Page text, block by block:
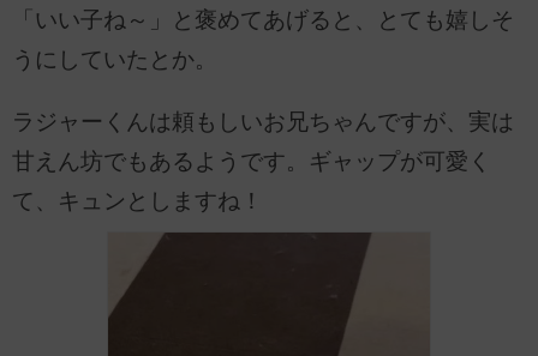
「いい子ね～」と褒めてあげると、とても嬉しそ
うにしていたとか。
ラジャーくんは頼もしいお兄ちゃんですが、実は
甘えん坊でもあるようです。ギャップが可愛く
て、キュンとしますね！